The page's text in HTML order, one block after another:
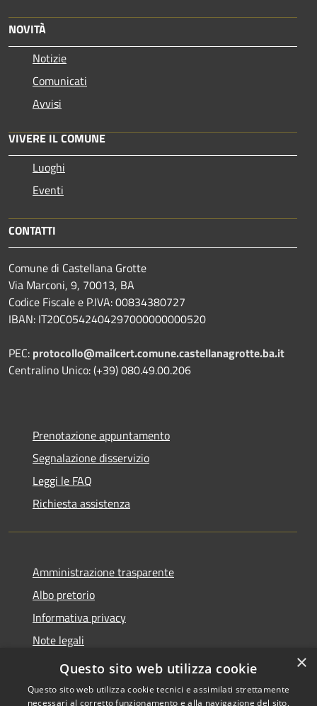
NOVITÀ
Notizie
Comunicati
Avvisi
VIVERE IL COMUNE
Luoghi
Eventi
CONTATTI
Comune di Castellana Grotte
Via Marconi, 9, 70013, BA
Codice Fiscale e P.IVA: 00834380727
IBAN: IT20C0542404297000000000520
PEC: protocollo@mailcert.comune.castellanagrotte.ba.it
Centralino Unico: (+39) 080.49.00.206
Prenotazione appuntamento
Segnalazione disservizio
Leggi le FAQ
Richiesta assistenza
Amministrazione trasparente
Albo pretorio
Informativa privacy
Note legali
Dichiarazione di accessibilità
×
Questo sito web utilizza cookie
Questo sito web utilizza cookie tecnici e assimilati strettamente
necessari al corretto funzionamento e alla navigazione del sito,